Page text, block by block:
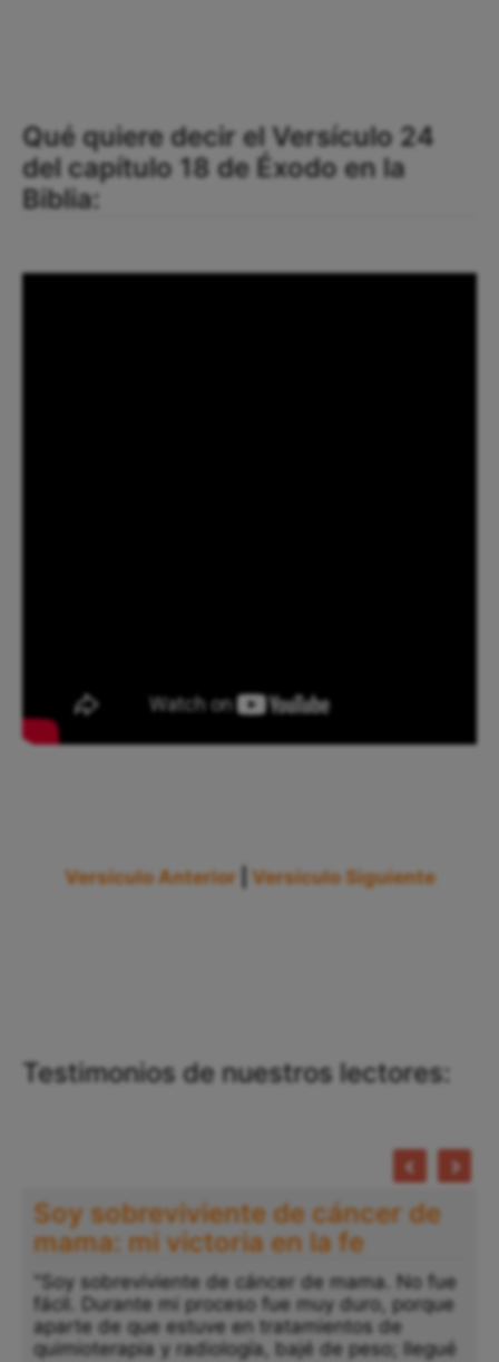
Qué quiere decir el Versículo 24
del capítulo 18 de Éxodo en la
Biblia:
Versículo Anterior Versículo Siguiente
Testimonios de nuestros lectores:
Soy sobreviviente de cáncer de
mama: mi victoria en la fe
"Soy sobreviviente de cáncer de mama. No fue
fácil. Durante mi proceso fue muy duro, porque
aparte de que estuve en tratamientos de
quimioterapia y radiología, bajé de peso; llegué